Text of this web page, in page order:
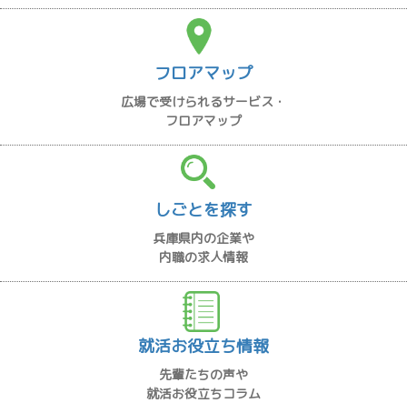
フロアマップ
広場で受けられるサービス・
フロアマップ
しごとを探す
兵庫県内の企業や
内職の求人情報
就活お役立ち情報
先輩たちの声や
就活お役立ちコラム